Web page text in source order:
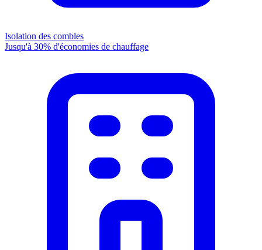
Isolation des combles
Jusqu'à 30% d'économies de chauffage